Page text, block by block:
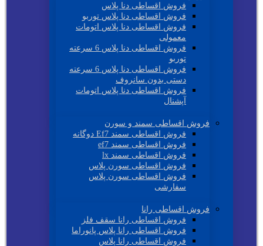
فروش اقساطی دنا پلاس
فروش اقساطی دنا پلاس توربو
فروش اقساطی دنا پلاس اتومات
معمولی
فروش اقساطی دنا پلاس 6 سرعته
توربو
فروش اقساطی دنا پلاس 6 سرعته
دستی بدون سانروف
فروش اقساطی دنا پلاس اتومات
آپشنال
فروش اقساطی سمند و سورن
فروش اقساطی سمند Ef7 دوگانه
فروش اقساطی سمند ef7
فروش اقساطی سمند lx
فروش اقساطی سورن پلاس
فروش اقساطی سورن پلاس
سفارشی
فروش اقساطی رانا
فروش اقساطی رانا سقف فلز
فروش اقساطی رانا پلاس پانوراما
فروش اقساطی رانا پلاس